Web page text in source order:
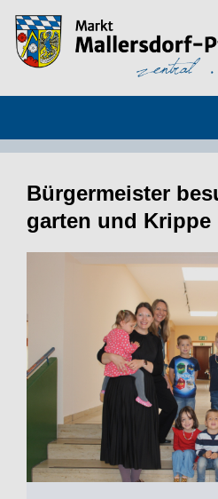
Bür­ger­meis­ter
gar­ten und Krip­pe